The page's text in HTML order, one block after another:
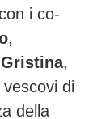
i co-
,
,
di
della